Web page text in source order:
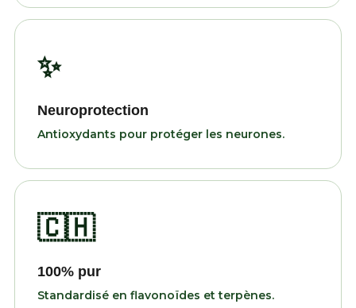
✨
Neuroprotection
Antioxydants pour protéger les neurones.
🇨🇭
100% pur
Standardisé en flavonoïdes et terpènes.